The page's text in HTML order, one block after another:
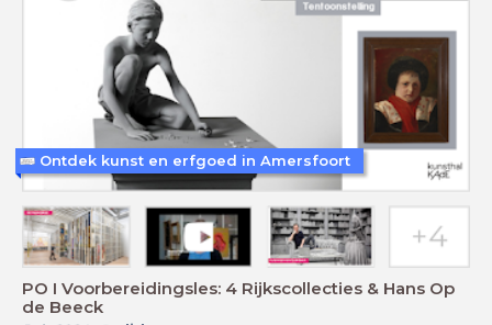
PO I Voorbereidingsles: 4 Rijkscollecties & Hans Op
de Beeck
Ontdek kunst en erfgoed in Amersfoort